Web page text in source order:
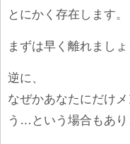
とにかく存在します。
まずは早く離れましょ
逆に、
なぜかあなたにだけ
う…という場合もあり